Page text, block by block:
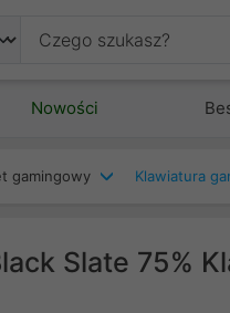
Nowości
gamingowy Klawiatura
Slate 75%